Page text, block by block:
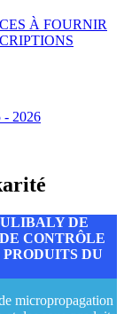
À FOURNIR
- 2026
DE
CONTRÔLE
DU
micropropagation